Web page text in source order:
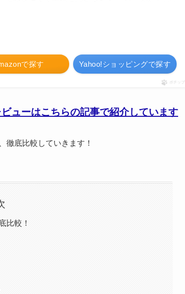
で探す Yahoo!ショッピングで探す
ポチップ
ューはこちらの記事で紹介しています
徹底比較していきます！
比較！